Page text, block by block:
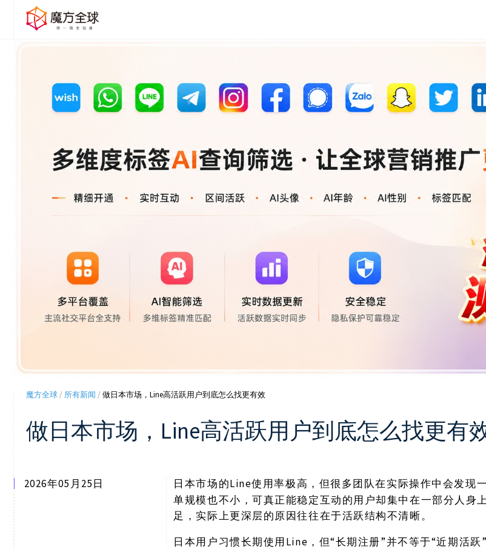
魔方全球 / 所有新闻 /做日本市场，Line高活跃用户到底怎么找更有效
做日本市场，Line高活跃用户到底怎么找更有
2026年05月25日 日本市场的Line使用率极高，但很多团队在实际操作中会发现
单规模也不小，可真正能稳定互动的用户却集中在一部分人身
足，实际上更深层的原因往往在于活跃结构不清晰。
日本用户习惯长期使用 Line，但“长期注册”并不等于“近期活